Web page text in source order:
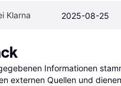
Klarna 2025-08-25
Informationen
externen Quellen und